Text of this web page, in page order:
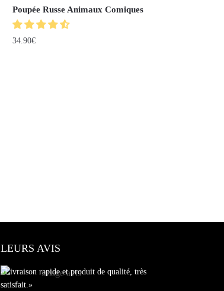
Poupée Russe Animaux Comiques
34.90€
LEURS AVIS
«Livraison rapide et produit de qualité, très
satisfait.»